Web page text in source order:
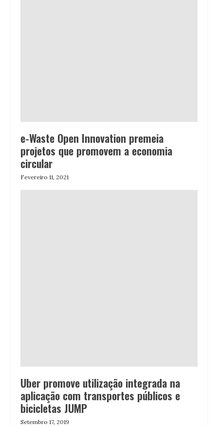
e-Waste Open Innovation premeia
projetos que promovem a economia
circular
Fevereiro 11, 2021
Uber promove utilização integrada na
aplicação com transportes públicos e
bicicletas JUMP
Setembro 17, 2019